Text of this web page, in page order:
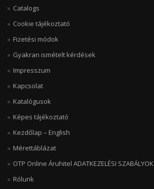
Catalogs
Cookie tájékoztató
Fizetési módok
Gyakran ismételt kérdések
Impresszum
Kapcsolat
Katalógusok
Képes tájékoztató
Kezdőlap – English
Mérettáblázat
OTP Online Áruhitel ADATKEZELÉSI SZABÁLYOK
Rólunk